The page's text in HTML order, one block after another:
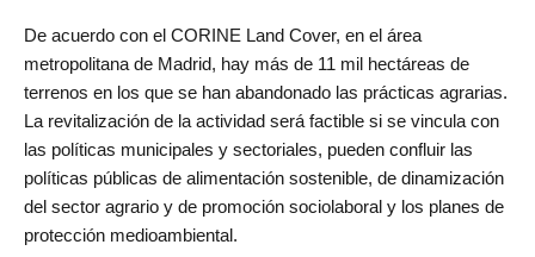
De acuerdo con el CORINE Land Cover, en el área
metropolitana de Madrid, hay más de 11 mil hectáreas de
terrenos en los que se han abandonado las prácticas agrarias.
La revitalización de la actividad será factible si se vincula con
las políticas municipales y sectoriales, pueden confluir las
políticas públicas de alimentación sostenible, de dinamización
del sector agrario y de promoción sociolaboral y los planes de
protección medioambiental.